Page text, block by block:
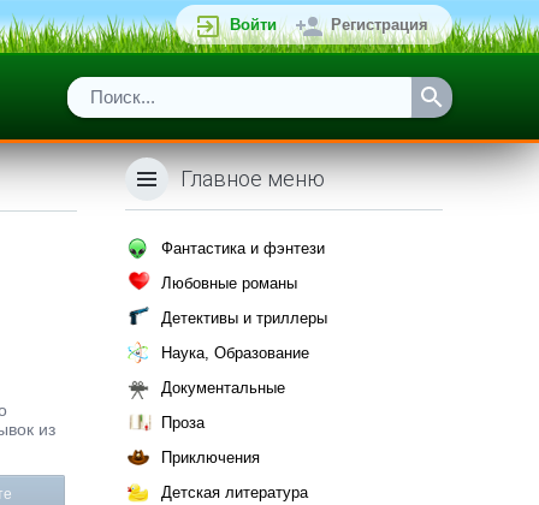
Войти Регистрация
из
Главное меню
Фантастика и фэнтези
Любовные романы
Детективы и триллеры
Наука, Образование
Документальные
Проза
Приключения
Детская литература